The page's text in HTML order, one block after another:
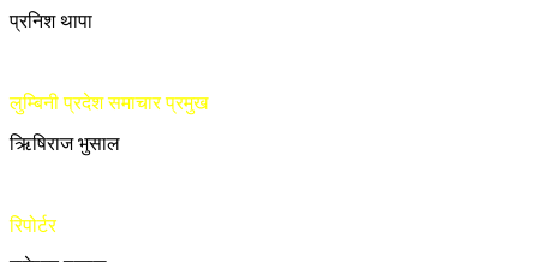
प्रनिश थापा
लुम्बिनी प्रदेश समाचार प्रमुख
ऋिषिराज भुसाल
रिपोर्टर